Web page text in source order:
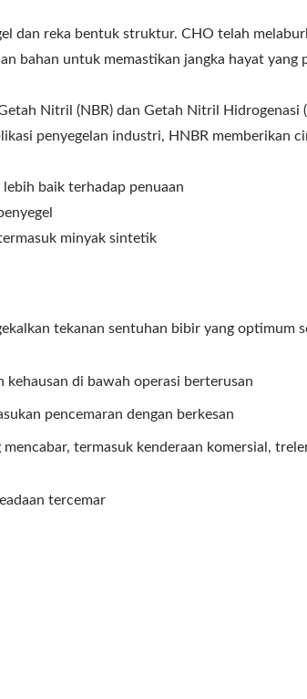
dan reka bentuk struktur. CHO telah
bahan untuk memastikan jangka hayat yang
Nitril (NBR) dan Getah Nitril Hidrogenasi
penyegelan industri, HNBR memberikan
baik terhadap penuaan
minyak sintetik
tekanan sentuhan bibir yang optimum
di bawah operasi berterusan
pencemaran dengan berkesan
termasuk kenderaan komersial,
tercemar